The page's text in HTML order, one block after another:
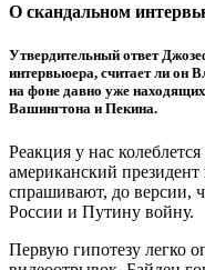
О скандальном
Утвердительный ответ
интервьюера, считает ли он
на фоне давно уже
Вашингтона и Пекина.
Реакция у нас
американский
спрашивают, до версии,
России и Путину войну.
Первую гипотезу легко